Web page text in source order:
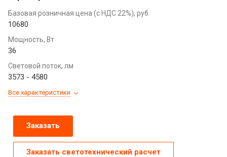
Базовая розничная цена (с НДС 22%), руб.
10680
Мощность, Вт
36
Световой поток, лм
3573 - 4580
Все характеристики
Заказать
Заказать светотехнический расчет